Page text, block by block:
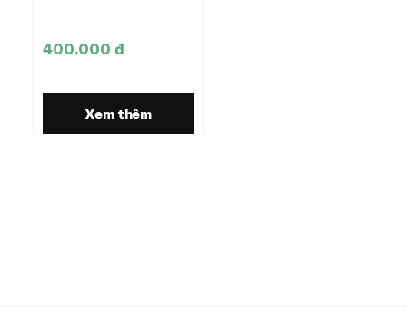
400.000 đ
Xem thêm